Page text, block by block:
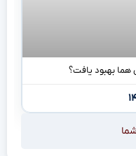
هما بهبود یافت؟